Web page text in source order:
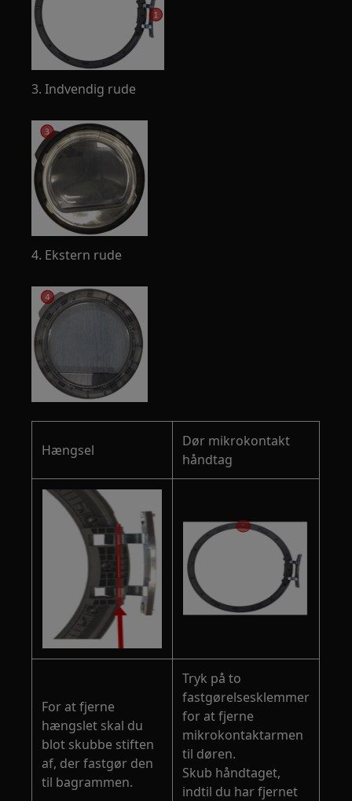
3. Indvendig rude
4. Ekstern rude
Hængsel
Dør mikrokontakt
håndtag
For at fjerne
hængslet skal du
blot skubbe stiften
af, der fastgør den
til bagrammen.
Tryk på to
fastgørelsesklemmer
for at fjerne
mikrokontaktarmen
til døren.
Skub håndtaget,
indtil du har fjernet